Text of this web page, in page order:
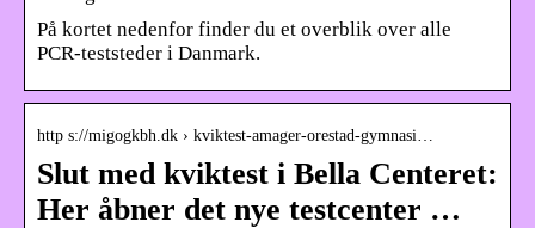
På kortet nedenfor finder du et overblik over alle
PCR-teststeder i Danmark.
http s://migogkbh.dk › kviktest-amager-orestad-gymnasi…
Slut med kviktest i Bella Centeret:
Her åbner det nye testcenter …